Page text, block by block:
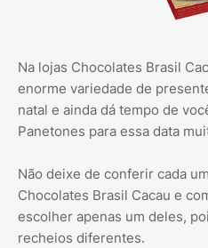
Na lojas Chocolates Brasil
enorme variedade de
natal e ainda dá tempo de
Panetones para essa data
Não deixe de conferir cada
Chocolates Brasil Cacau e
escolher apenas um deles,
recheios diferentes.